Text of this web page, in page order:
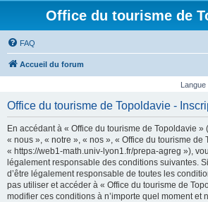
Office du tourisme de
FAQ
Accueil du forum
Langue
Office du tourisme de Topoldavie -
En accédant à « Office du tourisme de Topoldavie
« nous », « notre », « nos », « Office du tourisme de
« https://web1-math.univ-lyon1.fr/prepa-agreg »),
légalement responsable des conditions suivantes.
d’être légalement responsable de toutes les
pas utiliser et accéder à « Office du tourisme de
modifier ces conditions à n’importe quel moment et